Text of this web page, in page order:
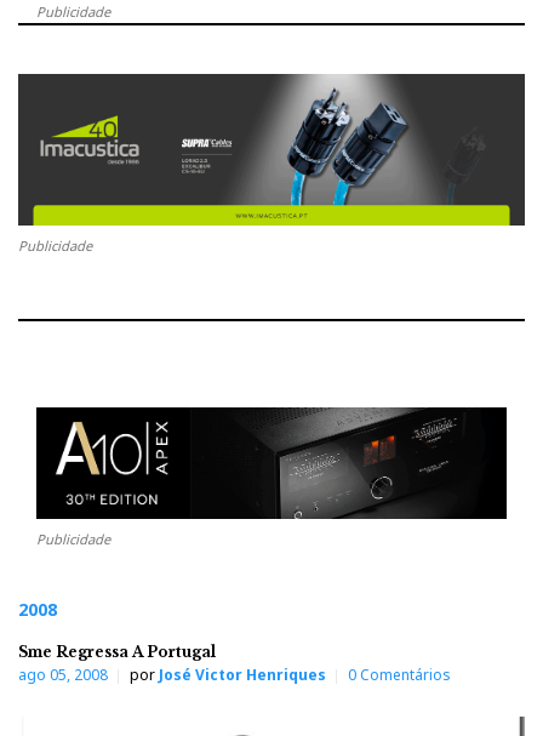
Publicidade
Publicidade
Publicidade
2008
Sme Regressa A Portugal
ago 05, 2008 por José Victor Henriques 0 Comentários